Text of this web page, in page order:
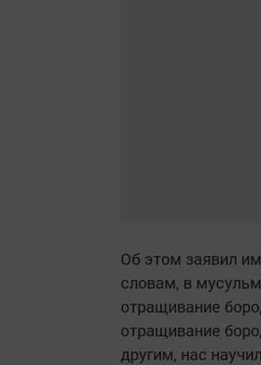
Об этом заявил
словам, в
отращивание
отращивание
другим, нас